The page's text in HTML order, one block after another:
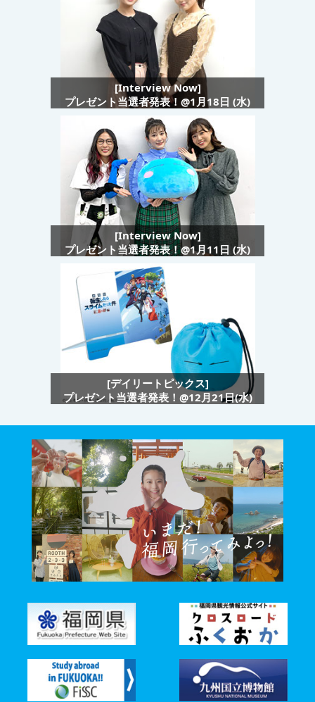
[Interview Now]
プレゼント当選者発表！@1月18日 (水)
[Interview Now]
プレゼント当選者発表！@1月11日 (水)
[デイリートピックス]
プレゼント当選者発表！@12月21日(水)